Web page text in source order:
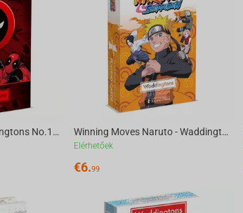
Winning Moves Waddingtons No.1 Playing Cards - Deadpool Winning Moves Naruto - Waddingtons No.1 Playing Cards
Elérhetőek
€6.99